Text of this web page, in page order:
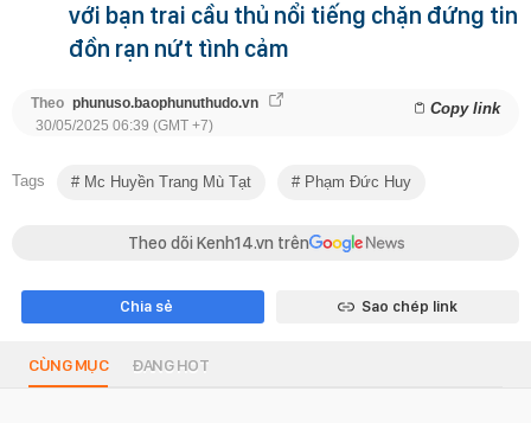
với bạn trai cầu thủ nổi tiếng chặn đứng tin
đồn rạn nứt tình cảm
Theo phunuso.baophunuthudo.vn Copy link
30/05/2025 06:39 (GMT +7)
Tags Mc Huyền Trang Mù Tạt Phạm Đức Huy
Theo dõi Kenh14.vn trên
Chia sẻ Sao chép link
CÙNG MỤC ĐANG HOT